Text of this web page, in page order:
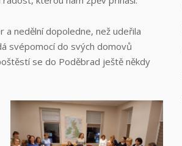
nedělní dopoledne, než udeřila
svépomocí do svých domovů
se do Poděbrad ještě někdy